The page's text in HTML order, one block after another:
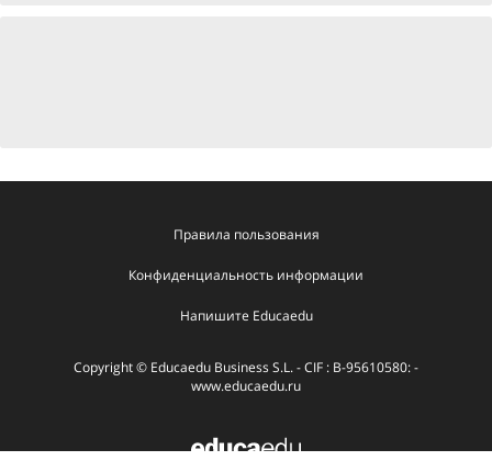
Правила пользования
Конфиденциальность информации
Напишите Educaedu
Copyright © Educaedu Business S.L. - CIF : B-95610580: -
www.educaedu.ru